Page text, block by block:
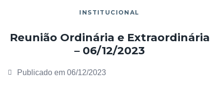
INSTITUCIONAL
Reunião Ordinária e Extraordinária
– 06/12/2023
Publicado em 06/12/2023